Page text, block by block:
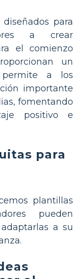
para
a crear
el comienzo
un
permite a los
importante
fomentando
positivo e
para
plantillas
pueden
a su